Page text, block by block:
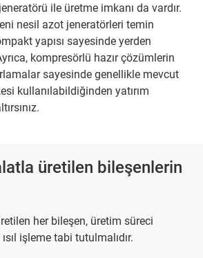
ile üretme imkanı da vardır.
nesil azot jeneratörleri temin
yapısı sayesinde yerden
kompresörlü hazır çözümlerin
sayesinde genellikle mevcut
kullanılabildiğinden yatırım
üretilen bileşenlerin
her bileşen, üretim süreci
işleme tabi tutulmalıdır.